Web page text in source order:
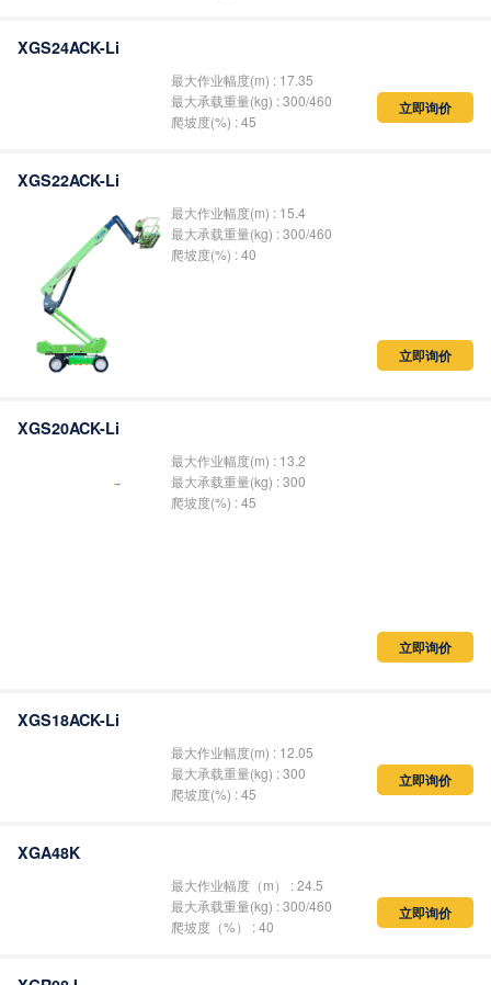
XGS24ACK-Li
最大作业幅度(m) : 17.35
最大承载重量(kg) : 300/460
爬坡度(%) : 45
立即询价
XGS22ACK-Li
最大作业幅度(m) : 15.4
最大承载重量(kg) : 300/460
爬坡度(%) : 40
立即询价
XGS20ACK-Li
最大作业幅度(m) : 13.2
最大承载重量(kg) : 300
爬坡度(%) : 45
立即询价
XGS18ACK-Li
最大作业幅度(m) : 12.05
最大承载重量(kg) : 300
爬坡度(%) : 45
立即询价
XGA48K
最大作业幅度（m） : 24.5
最大承载重量(kg) : 300/460
爬坡度（%） : 40